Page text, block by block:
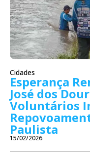
Cidades
Esperança
José dos
Voluntários
Paulista
15/02/2026